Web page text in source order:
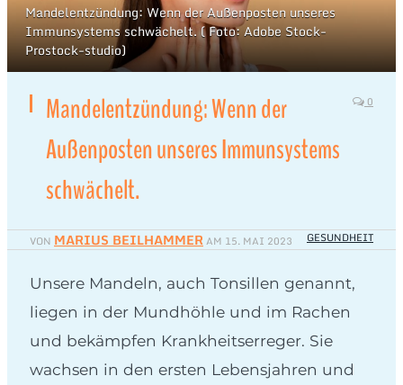
Mandelentzündung: Wenn der Außenposten unseres
Immunsystems schwächelt. ( Foto: Adobe Stock-
Prostock-studio)
Mandelentzündung: Wenn der
Außenposten unseres Immunsystems
schwächelt.
0
VON MARIUS BEILHAMMERAM 15. MAI 2023 GESUNDHEIT
Unsere Mandeln, auch Tonsillen genannt,
liegen in der Mundhöhle und im Rachen
und bekämpfen Krankheitserreger. Sie
wachsen in den ersten Lebensjahren und